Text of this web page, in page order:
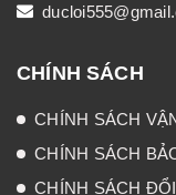
CHÍNH SÁCH
CHÍNH SÁCH
CHÍNH SÁCH
CHÍNH SÁCH